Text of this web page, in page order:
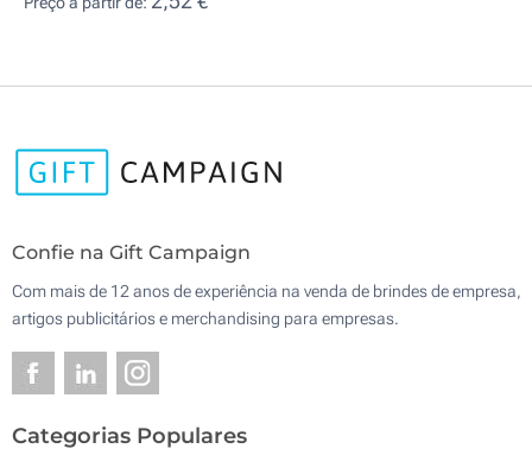
Confie na Gift Campaign
Com mais de 12 anos de experiência na venda de brindes de empresa,
artigos publicitários e merchandising para empresas.
Categorias Populares